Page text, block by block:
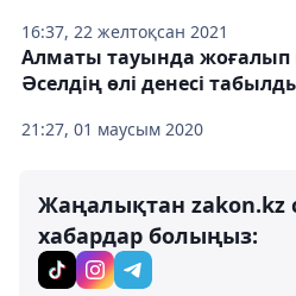
16:37, 22 желтоқсан 2021
21:27, 01 маусым 2020
Алматы тауында жоғалып
Әселдің өлі денесі
Жаңалықтан zakon.kz
хабардар болыңыз: